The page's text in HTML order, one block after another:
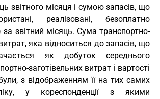
звітного місяця і сумою запасів, що
реалізовані, безоплатно
звітний місяць. Сума транспортно-
яка відноситься до запасів, що
як добуток середнього
заготівельних витрат і вартості
з відображенням її на тих самих
у кореспонденції з якими